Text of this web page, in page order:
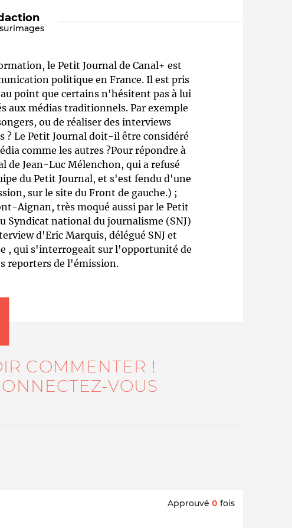
Qui sommes-nous ?
le Petit Journal de Canal+ est
politique en France. Il est pris
point que certains n'hésitent pas à lui
aux médias traditionnels. Par exemple
ou de réaliser des interviews
Le Petit Journal doit-il être considéré
comme les autres ?Pour répondre à
de Jean-Luc Mélenchon, qui a refusé
du Petit Journal, et s'est fendu d'une
sur le site du Front de gauche.) ;
Aignan, très moqué aussi par le Petit
Syndicat national du journalisme (SNJ)
d'Eric Marquis, délégué SNJ et
, qui s'interrogeait sur l'opportunité de
reporters de l'émission.
COMMENTER !
VOUS
Approuvé 0 fois